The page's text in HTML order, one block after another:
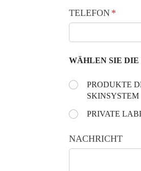
TELEFON *
(is
WÄHLEN SIE DIE
Choose the day:*
(is
PRODUKTE
SKINSYSTEM
PRIVATE
NACHRICHT